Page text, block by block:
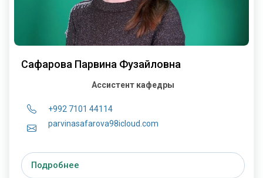
Сафарова Парвина Фузайловна
Ассистент кафедры
+992 7101 44114
parvinasafarova98icloud.com
Подробнее